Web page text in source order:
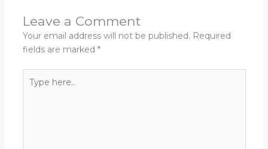
Leave a Comment
Your email address will not be published. Required
fields are marked *
here..